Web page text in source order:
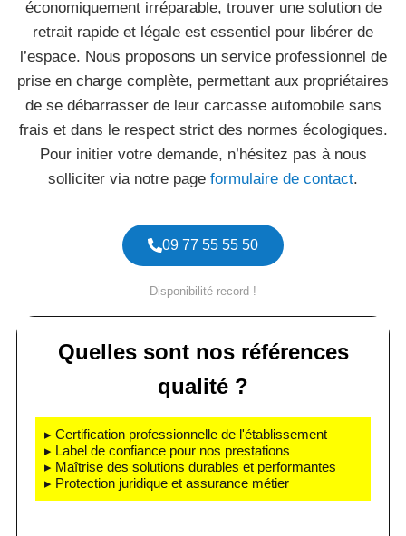
économiquement irréparable, trouver une solution de
retrait rapide et légale est essentiel pour libérer de
l’espace. Nous proposons un service professionnel de
prise en charge complète, permettant aux propriétaires
de se débarrasser de leur carcasse automobile sans
frais et dans le respect strict des normes écologiques.
Pour initier votre demande, n’hésitez pas à nous
solliciter via notre page formulaire de contact.
09 77 55 55 50
Disponibilité record !
Quelles sont nos références
qualité ?
▸ Certification professionnelle de l'établissement
▸ Label de confiance pour nos prestations
▸ Maîtrise des solutions durables et performantes
▸ Protection juridique et assurance métier